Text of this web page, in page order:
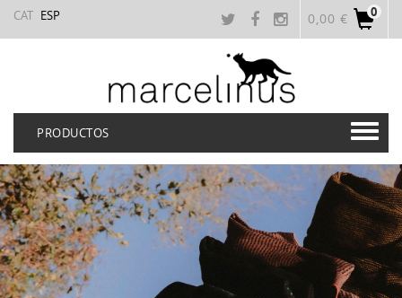
CAT ESP 0
0,00 €
PRODUCTOS